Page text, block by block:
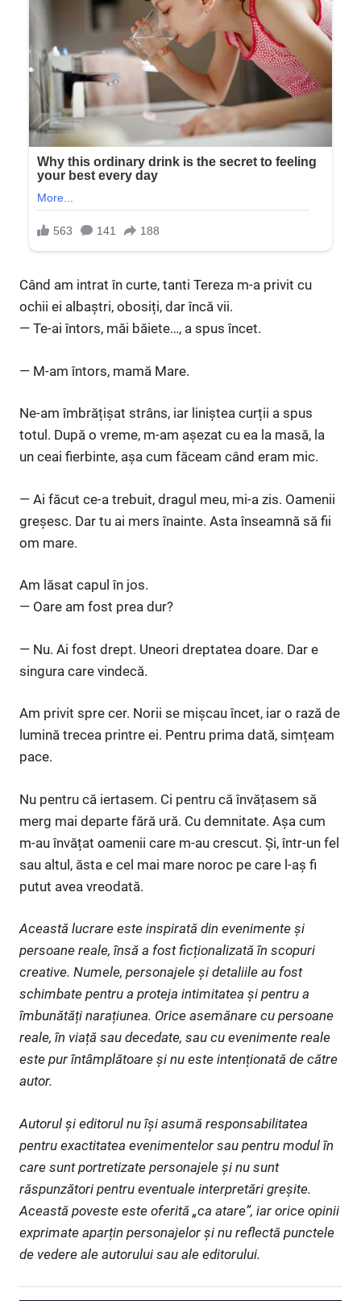
Când am intrat în curte, tanti Tereza m-a privit cu
ochii ei albaștri, obosiți, dar încă vii.
— Te-ai întors, măi băiete…, a spus încet.
— M-am întors, mamă Mare.
Ne-am îmbrățișat strâns, iar liniștea curții a spus
totul. După o vreme, m-am așezat cu ea la masă, la
un ceai fierbinte, așa cum făceam când eram mic.
— Ai făcut ce-a trebuit, dragul meu, mi-a zis. Oamenii
greșesc. Dar tu ai mers înainte. Asta înseamnă să fii
om mare.
Am lăsat capul în jos.
— Oare am fost prea dur?
— Nu. Ai fost drept. Uneori dreptatea doare. Dar e
singura care vindecă.
Am privit spre cer. Norii se mișcau încet, iar o rază de
lumină trecea printre ei. Pentru prima dată, simțeam
pace.
Nu pentru că iertasem. Ci pentru că învățasem să
merg mai departe fără ură. Cu demnitate. Așa cum
m-au învățat oamenii care m-au crescut. Și, într-un fel
sau altul, ăsta e cel mai mare noroc pe care l-aș fi
putut avea vreodată.
Această lucrare este inspirată din evenimente și
persoane reale, însă a fost ficționalizată în scopuri
creative. Numele, personajele și detaliile au fost
schimbate pentru a proteja intimitatea și pentru a
îmbunătăți narațiunea. Orice asemănare cu persoane
reale, în viață sau decedate, sau cu evenimente reale
este pur întâmplătoare și nu este intenționată de către
autor.
Autorul și editorul nu își asumă responsabilitatea
pentru exactitatea evenimentelor sau pentru modul în
care sunt portretizate personajele și nu sunt
răspunzători pentru eventuale interpretări greșite.
Această poveste este oferită „ca atare”, iar orice opinii
exprimate aparțin personajelor și nu reflectă punctele
de vedere ale autorului sau ale editorului.